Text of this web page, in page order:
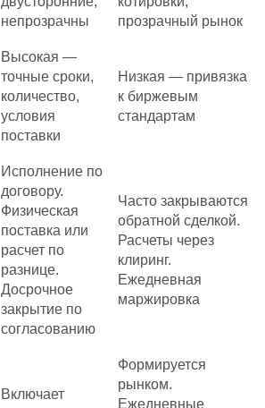
непрозрачны
прозрачный рынок
Высокая —
точные сроки,
количество,
условия
поставки
Низкая — привязка
к биржевым
стандартам
Исполнение по
договору.
Физическая
поставка или
расчет по
разнице.
Досрочное
закрытие по
согласованию
Часто закрываются
обратной сделкой.
Расчеты через
клиринг.
Ежедневная
маржировка
Включает
Формируется
рынком.
Ежедневные